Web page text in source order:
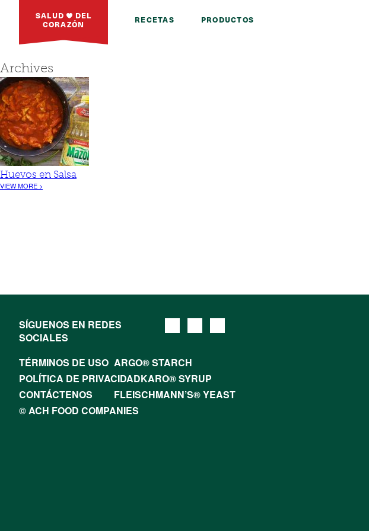
SALUD DEL
CORAZÓN RECETAS PRODUCTOS
Archives
Huevos en Salsa
VIEW MORE >
SÍGUENOS EN REDES
SOCIALES
TÉRMINOS DE USO ARGO® STARCH
POLÍTICA DE PRIVACIDADKARO® SYRUP
CONTÁCTENOS
FLEISCHMANN’S® YEAST
© ACH FOOD COMPANIES